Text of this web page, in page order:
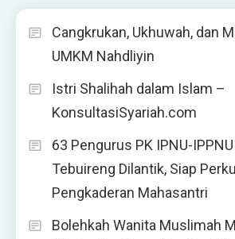
Cangkrukan, Ukhuwah, dan
UMKM Nahdliyin
Istri Shalihah dalam Islam –
KonsultasiSyariah.com
63 Pengurus PK IPNU-IPPNU
Tebuireng Dilantik, Siap
Pengkaderan Mahasantri
Bolehkah Wanita Muslimah